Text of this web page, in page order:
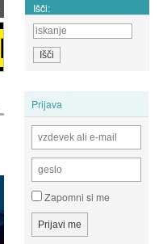
Išči:
Prijava
Zapomni si me